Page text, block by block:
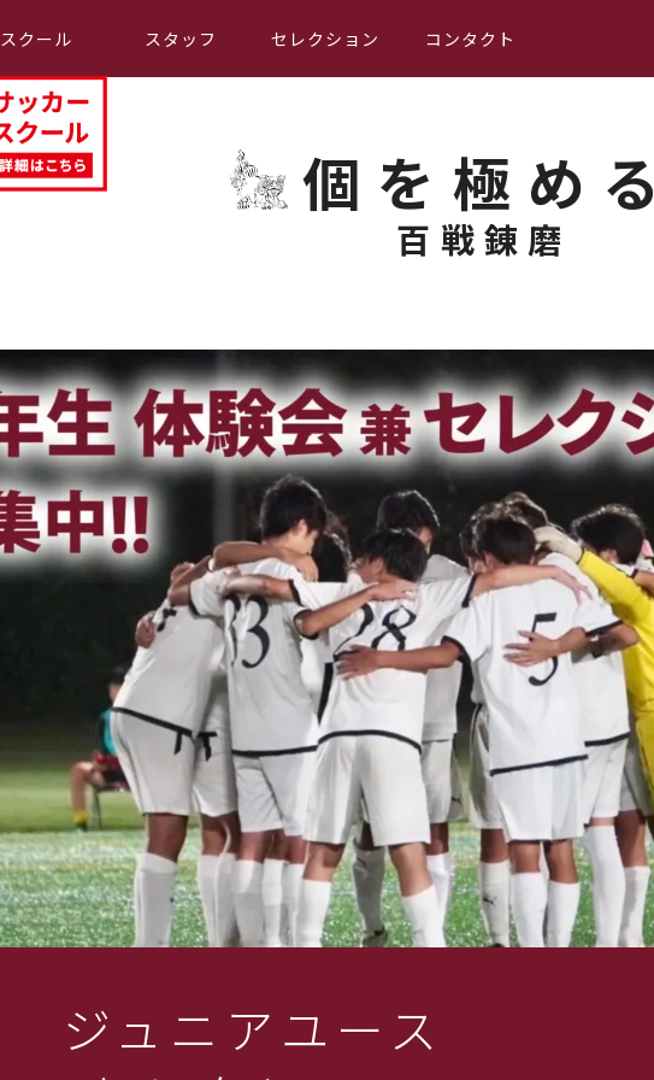
個を極める
百戦錬磨
スクール スタッフ セレクション コンタクト
ジュニアユース